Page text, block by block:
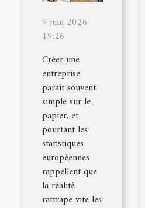
9 juin 2026
19:26
Créer une
entreprise
paraît souvent
simple sur le
papier, et
pourtant les
statistiques
européennes
rappellent que
la réalité
rattrape vite les